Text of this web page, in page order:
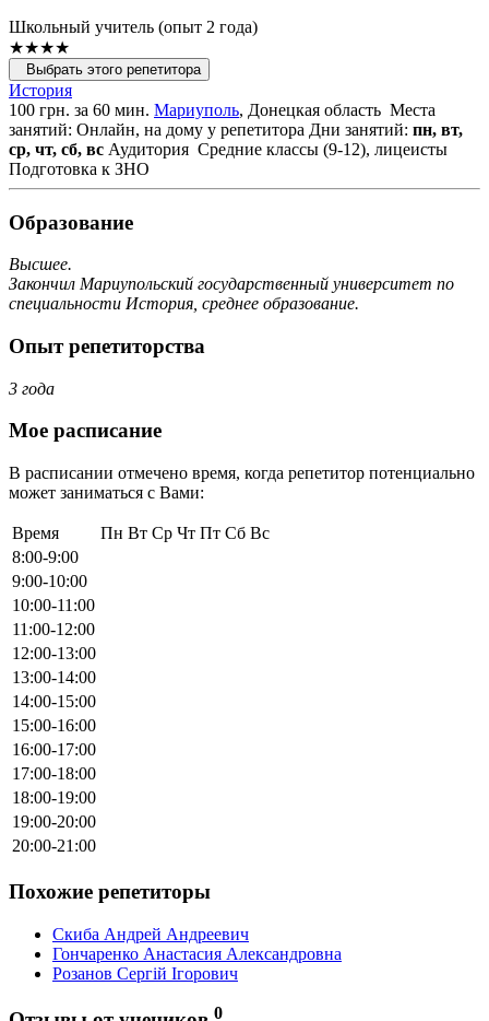
Школьный учитель (опыт 2 года)
★★★★
Выбрать этого репетитора
История
100 грн. за 60 мин. Мариуполь, Донецкая область Места
занятий: Онлайн, на дому у репетитора Дни занятий: пн, вт,
ср, чт, сб, вс Аудитория Средние классы (9-12), лицеисты
Подготовка к ЗНО
Образование
Высшее.
Закончил Мариупольский государственный университет по
специальности История, среднее образование.
Опыт репетиторства
3 года
Мое расписание
В расписании отмечено время, когда репетитор потенциально
может заниматься с Вами:
Время Пн Вт Ср Чт Пт Сб Вс
8:00-9:00
9:00-10:00
10:00-11:00
11:00-12:00
12:00-13:00
13:00-14:00
14:00-15:00
15:00-16:00
16:00-17:00
17:00-18:00
18:00-19:00
19:00-20:00
20:00-21:00
Похожие репетиторы
Скиба Андрей Андреевич
Гончаренко Анастасия Александровна
Розанов Сергій Ігорович
0